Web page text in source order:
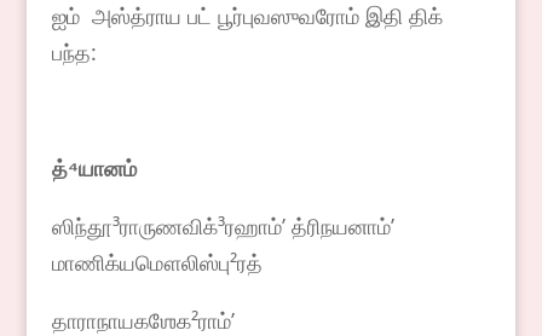
ஐம் அஸ்த்ராய பட் பூர்புவஸுவரோம் இதி திக்
பந்த:
த்⁴யானம்
ஸிந்தூ³ராருணவிக்³ரஹாம்ʼ த்ரிநயனாம்ʼ
மாணிக்யமௌலிஸ்பு²ரத்
தாராநாயகஶேக²ராம்ʼ